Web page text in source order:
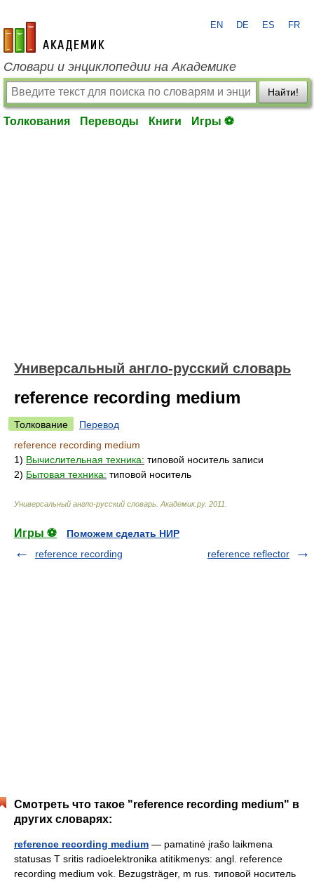
academic.ru
EN DE ES FR
Словари и энциклопедии на Академике
Найти!
Толкования Переводы Книги Игры ⚽
Универсальный англо-русский словарь
reference recording medium
Толкование
Перевод
reference recording medium
1) Вычислительная техника: типовой носитель записи
2) Бытовая техника: типовой носитель
Универсальный англо-русский словарь Академик.ру. 2011
Игры ⚽
Поможем сделать НИР
reference recording
reference reflector
Смотреть что такое "reference recording medium" в
других словарях:
reference recording medium — pamatinė įrašo laikmena
statusas T sritis radioelektronika atitikmenys: angl. reference
recording medium vok. Bezugsträger, m rus. типовой носитель